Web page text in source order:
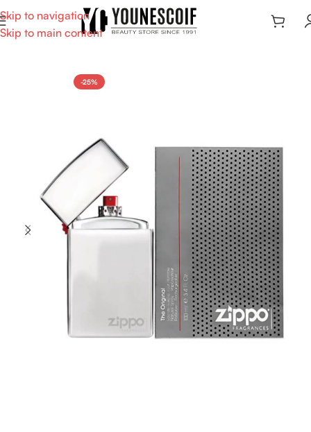
Skip to navigation
Skip to main content
-25%